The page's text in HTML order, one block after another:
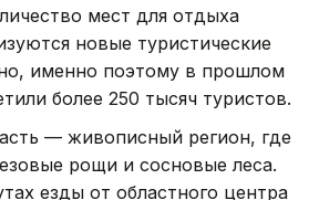
мест для отдыха
новые туристические
именно поэтому в прошлом
более 250 тысяч туристов.
— живописный регион, где
рощи и сосновые леса.
езды от областного центра